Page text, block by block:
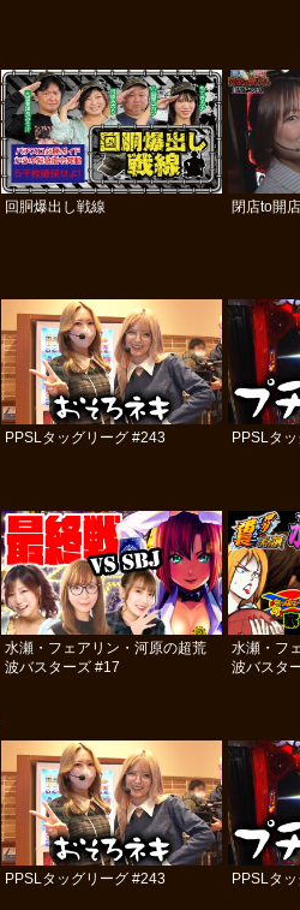
回胴爆出し戦線 閉店to開
PPSLタッグリーグ #243 PPSLタ
水瀬・フェアリン・河原の超荒
波バスターズ #17
水瀬・フ
波バスタ
PPSLタッグリーグ #243 PPSLタ